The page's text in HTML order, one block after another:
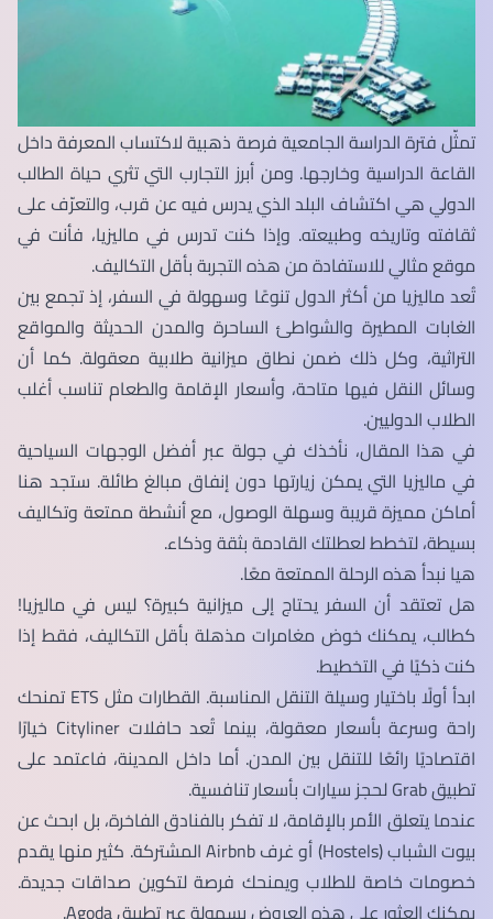
تمثّل فترة الدراسة الجامعية فرصة ذهبية لاكتساب المعرفة داخل
القاعة الدراسية وخارجها. ومن أبرز التجارب التي تثري حياة الطالب
الدولي هي اكتشاف البلد الذي يدرس فيه عن قرب، والتعرّف على
ثقافته وتاريخه وطبيعته. وإذا كنت تدرس في ماليزيا، فأنت في
موقع مثالي للاستفادة من هذه التجربة بأقل التكاليف.
تُعد ماليزيا من أكثر الدول تنوعًا وسهولة في السفر، إذ تجمع بين
الغابات المطيرة والشواطئ الساحرة والمدن الحديثة والمواقع
التراثية، وكل ذلك ضمن نطاق ميزانية طلابية معقولة. كما أن
وسائل النقل فيها متاحة، وأسعار الإقامة والطعام تناسب أغلب
الطلاب الدوليين.
في هذا المقال، نأخذك في جولة عبر أفضل الوجهات السياحية
في ماليزيا التي يمكن زيارتها دون إنفاق مبالغ طائلة. ستجد هنا
أماكن مميزة قريبة وسهلة الوصول، مع أنشطة ممتعة وتكاليف
بسيطة، لتخطط لعطلتك القادمة بثقة وذكاء.
هيا نبدأ هذه الرحلة الممتعة معًا.
هل تعتقد أن السفر يحتاج إلى ميزانية كبيرة؟ ليس في ماليزيا!
كطالب، يمكنك خوض مغامرات مذهلة بأقل التكاليف، فقط إذا
كنت ذكيًا في التخطيط.
ابدأ أولًا باختيار وسيلة التنقل المناسبة. القطارات مثل ETS تمنحك
راحة وسرعة بأسعار معقولة، بينما تُعد حافلات Cityliner خيارًا
اقتصاديًا رائعًا للتنقل بين المدن. أما داخل المدينة، فاعتمد على
تطبيق Grab لحجز سيارات بأسعار تنافسية.
عندما يتعلق الأمر بالإقامة، لا تفكر بالفنادق الفاخرة، بل ابحث عن
بيوت الشباب (Hostels) أو غرف Airbnb المشتركة. كثير منها يقدم
خصومات خاصة للطلاب ويمنحك فرصة لتكوين صداقات جديدة.
يمكنك العثور على هذه العروض بسهولة عبر تطبيق Agoda.